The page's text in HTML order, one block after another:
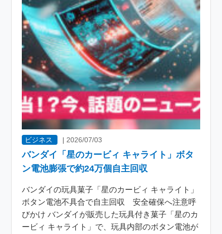
ビジネス | 2026/07/03
バンダイ「星のカービィ キャライト」ボタ
ン電池膨張で約24万個自主回収
バンダイの玩具菓子「星のカービィ キャライト」
ボタン電池不具合で自主回収 安全確保へ注意呼
びかけ バンダイが販売した玩具付き菓子「星のカ
ービィ キャライト」で、玩具内部のボタン電池が